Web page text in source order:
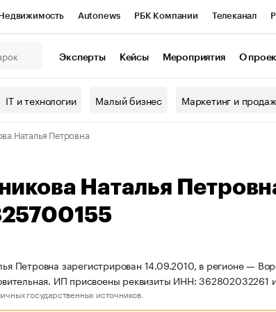
Autonews РБК Компании Телеканал
контрагентов
Эксперты Кейсы Мероприятия О
IT и технологии Малый бизнес Маркетинг и
Наталья Петровна
Наталья
Петровна зарегистрирован 14.09.2010, в регионе —
ИП присвоены реквизиты ИНН:
государственных источников.